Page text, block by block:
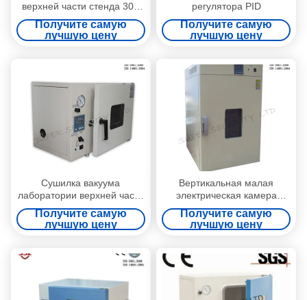
верхней части стенда 30L
для пользы лаборатории,
биохимии, промышленной
пользы
Получите самую
лучшую цену
регулятора PID
Получите самую
лучшую цену
Сушилка вакуума
лаборатории верхней части
стенда регулятора Pid
промышленная для защиты
среды
Получите самую
лучшую цену
Вертикальная малая
электрическая камера
сушилки лаборатории с
вачуумным насосом 220L
Получите самую
лучшую цену